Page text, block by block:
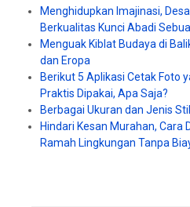
Menghidupkan Imajinasi,
Berkualitas Kunci Abadi
Menguak Kiblat Budaya di
dan Eropa
Berikut 5 Aplikasi Cetak Foto
Praktis Dipakai, Apa Saja?
Berbagai Ukuran dan Jenis
Hindari Kesan Murahan, Cara
Ramah Lingkungan Tanpa